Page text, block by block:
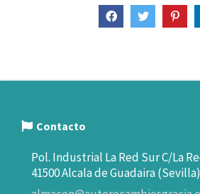
Contacto
Pol. Industrial La Red Sur C/La
41500 Alcala de Guadaira (Sevilla)